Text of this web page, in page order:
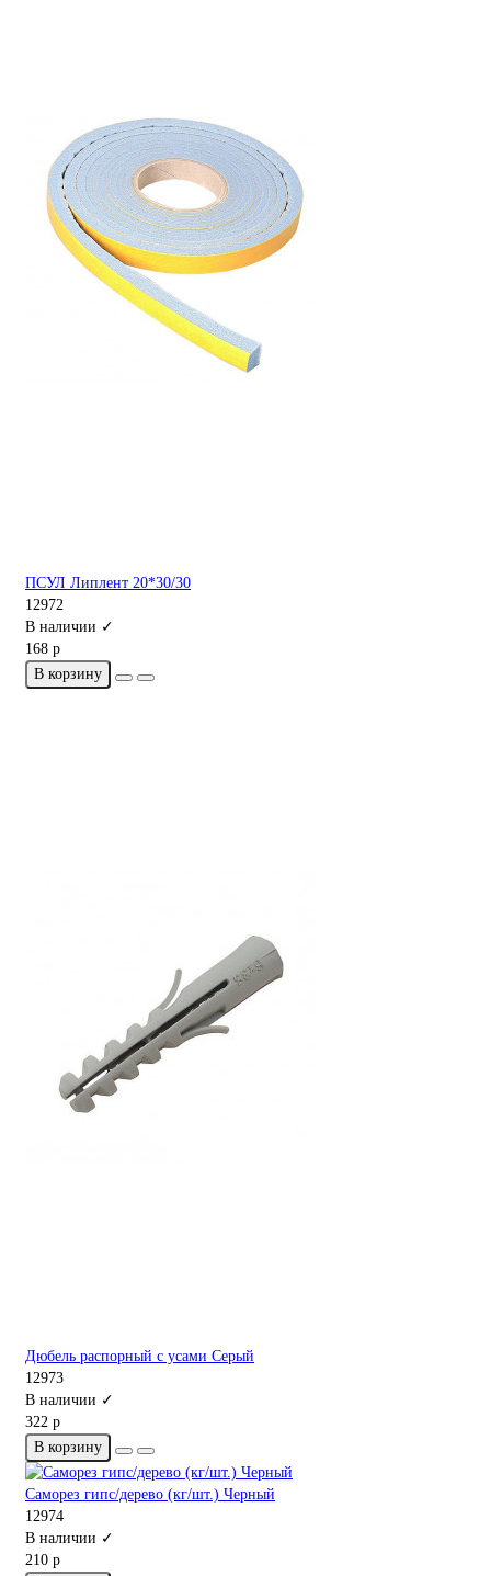
ПСУЛ Липлент 20*30/30
12972
В наличии ✓
168 р
В корзину
Дюбель распорный с усами Серый
12973
В наличии ✓
322 р
В корзину
Саморез гипс/дерево (кг/шт.) Черный
12974
В наличии ✓
210 р